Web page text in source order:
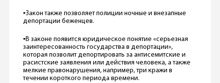
▪️Закон также позволяет полиции ночные и внезапные
депортации беженцев.
▪️В законе появится юридическое понятие «серьезная
заинтересованность государства в депортации»,
которая позволит депортировать за антисемитские и
расистские заявления или действия человека, а также
мелкие правонарушения, например, три кражи в
течении короткого периода времени.